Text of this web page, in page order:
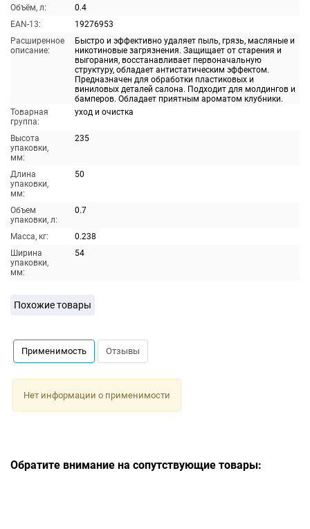
Объём, л:
0.4
EAN-13:
19276953
Расширенное
описание:
Быстро и эффективно удаляет пыль, грязь, масляные и
никотиновые загрязнения. Защищает от старения и
выгорания, восстанавливает первоначальную
структуру, обладает антистатическим эффектом.
Предназначен для обработки пластиковых и
виниловых деталей салона. Подходит для молдингов и
бамперов. Обладает приятным ароматом клубники.
Товарная
группа:
уход и очистка
Высота
упаковки,
мм:
235
Длина
упаковки,
мм:
50
Объем
упаковки, л:
0.7
Масса, кг:
0.238
Ширина
упаковки,
мм:
54
Похожие товары
Применимость Отзывы
Нет информации о применимости
Обратите внимание на сопутствующие товары: